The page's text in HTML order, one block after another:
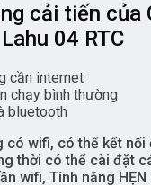
cải tiến của
04 RTC
cần internet
chạy bình thường
bluetooth
có wifi, có thể kết
thời có thể cài đặt
wifi, Tính năng HẸN